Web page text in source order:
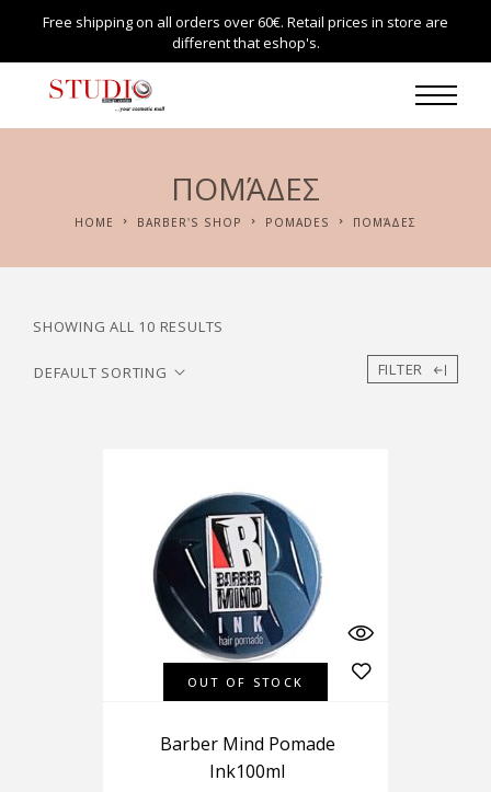
Free shipping on all orders over 60€. Retail prices in store are
different that eshop's.
ΠΟΜΆΔΕΣ
HOME BARBER'S SHOP POMADES ΠΟΜΆΔΕΣ
SHOWING ALL 10 RESULTS
FILTER
OUT OF STOCK
Barber Mind Pomade
Ink100ml